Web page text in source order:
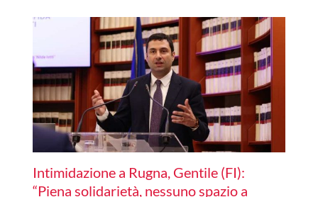
Intimidazione a Rugna, Gentile (FI):
“Piena solidarietà, nessuno spazio a